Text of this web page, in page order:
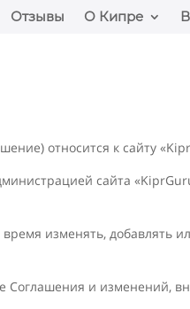
Отзывы О Кипре
относится к сайту
сайта
изменять, добавлять
Соглашения и изменений,